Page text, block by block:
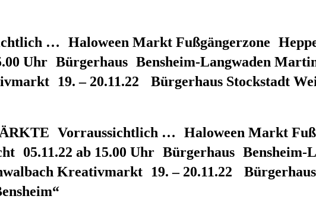
… Haloween Markt Fußgängerzone
Uhr Bürgerhaus Bensheim-Langwaden
19. – 20.11.22 Bürgerhaus Stockstadt
Vorraussichtlich … Haloween Markt
05.11.22 ab 15.00 Uhr Bürgerhaus
Kreativmarkt 19. – 20.11.22